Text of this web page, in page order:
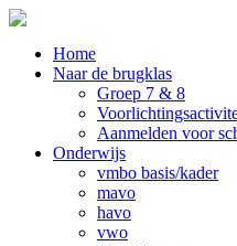
Home
Naar de brugklas
Groep 7 & 8
Aanmelden voor
Onderwijs
vmbo basis/kader
mavo
havo
vwo